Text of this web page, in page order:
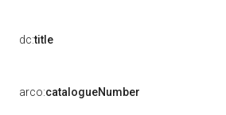
dc:title
arco:catalogueNumber